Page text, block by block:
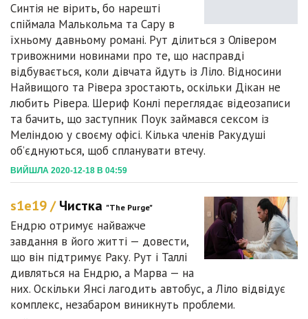
Синтія не вірить, бо нарешті
спіймала Малькольма та Сару в
їхньому давньому романі. Рут ділиться з Олівером
тривожними новинами про те, що насправді
відбувається, коли дівчата йдуть із Ліло. Відносини
Найвищого та Рівера зростають, оскільки Дікан не
любить Рівера. Шериф Конлі переглядає відеозаписи
та бачить, що заступник Поук займався сексом із
Меліндою у своєму офісі. Кілька членів Ракудуші
об’єднуються, щоб спланувати втечу.
ВИЙШЛА 2020-12-18 В 04:59
s1e19 /Чистка "The Purge"
Ендрю отримує найважче
завдання в його житті — довести,
що він підтримує Раку. Рут і Таллі
дивляться на Ендрю, а Марва — на
них. Оскільки Янсі лагодить автобус, а Ліло відвідує
комплекс, незабаром виникнуть проблеми.